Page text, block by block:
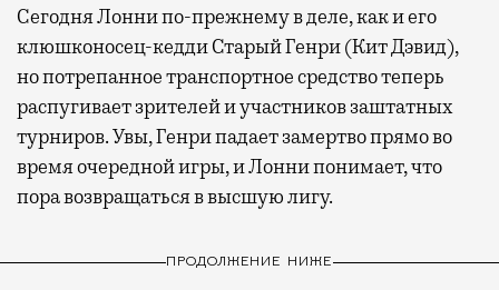
Сегодня Лонни по-прежнему в деле, как и его
клюшконосец-кедди Старый Генри (Кит Дэвид),
но потрепанное транспортное средство теперь
распугивает зрителей и участников заштатных
турниров. Увы, Генри падает замертво прямо во
время очередной игры, и Лонни понимает, что
пора возвращаться в высшую лигу.
ПРОДОЛЖЕНИЕ НИЖЕ